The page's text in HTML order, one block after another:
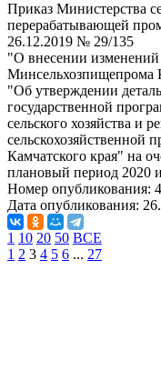
Приказ Министерства
перерабатывающей
26.12.2019 № 29/135
"О внесении
Минсельхозпищепрома
"Об утверждении
государственной
сельского хозяйства и
сельскохозяйственной
Камчатского края" на
плановый период 2020
Номер опубликования:
Дата опубликования:
1 10 20 50 ВСЕ
1 2 3 4 5 6 ... 27